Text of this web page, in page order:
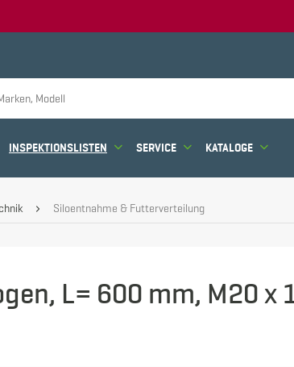
INSPEKTIONSLISTEN SERVICE KATALOGE
Siloentnahme & Futterverteilung
L= 600 mm, M20 x